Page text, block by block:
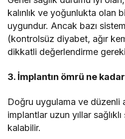
kalınlık ve yoğunlukta olan
uygundur. Ancak bazı
(kontrolsüz diyabet, ağır
dikkatli değerlendirme
3. İmplantın ömrü ne
Doğru uygulama ve düzenli
implantlar uzun yıllar
kalabilir.